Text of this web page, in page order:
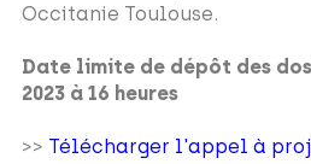
Occitanie Toulouse.
Date limite de dépôt des
2023 à 16 heures
>> Télécharger l'appel à